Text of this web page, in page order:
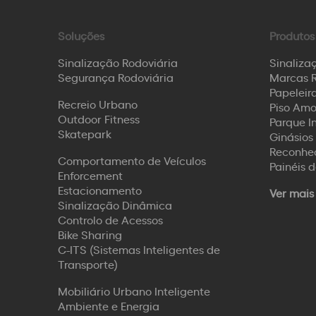
Soluções
Sinalização Rodoviária
Segurança Rodoviária
Recreio Urbano
Outdoor Fitness
Skatepark
Comportamento de Veículos
Enforcement
Estacionamento
Sinalização Dinâmica
Controlo de Acessos
Bike Sharing
C-ITS (Sistemas Inteligentes de
Transporte)
Mobiliário Urbano Inteligente
Ambiente e Energia
Produtos
Marcas
Piso
Parque
Painéis
Ver mais